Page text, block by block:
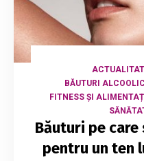
BĂUTURI
FITNESS ȘI
Băuturi pe care
pentru un ten